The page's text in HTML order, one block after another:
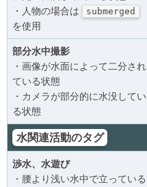
・人物の場合は
submerged
を使用
部分水中撮影
・画像が水面によって二分され
ている状態
・カメラが部分的に水没してい
る状態
水関連活動のタグ
渉水、水遊び
・腰より浅い水中で立っている